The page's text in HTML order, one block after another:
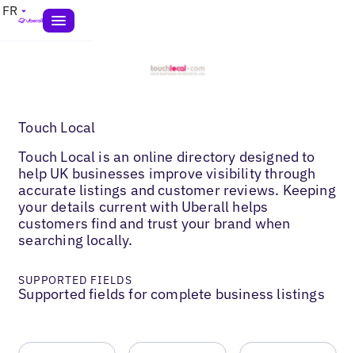
FR
Touch Local
Touch Local is an online directory designed to
help UK businesses improve visibility through
accurate listings and customer reviews. Keeping
your details current with Uberall helps
customers find and trust your brand when
searching locally.
SUPPORTED FIELDS
Supported fields for complete business listings